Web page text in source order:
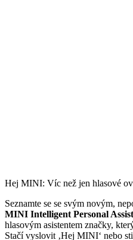
Hej MINI: Víc než jen hlasové
Seznamte se se svým novým,
MINI Intelligent Personal
hlasovým asistentem značky,
Stačí vyslovit ‚Hej MINI‘ nebo